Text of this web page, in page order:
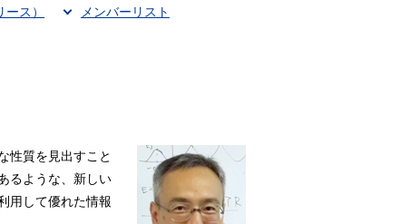
ス）
メンバーリスト
性質を見出すこと
るような、新しい
用して優れた情報